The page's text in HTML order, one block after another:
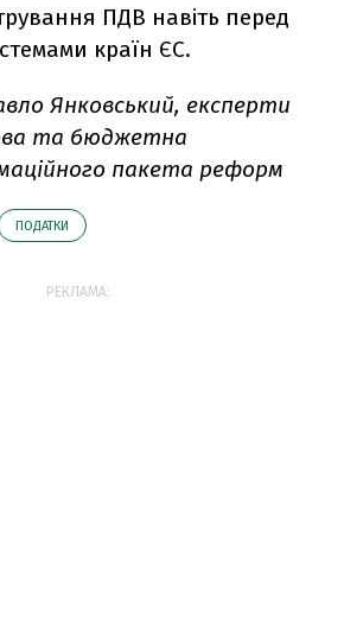
ПДВ навіть перед
країн ЄС.
Янковський, експерти
та бюджетна
пакета реформ
ПОДАТКИ
РЕКЛАМА: